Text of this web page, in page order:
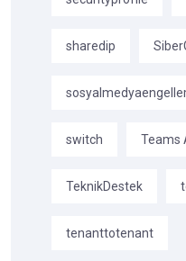
sharedip
switch Teams
TeknikDestek
tenanttotenant